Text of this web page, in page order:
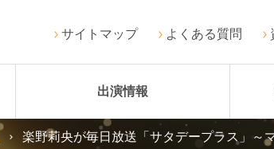
サイトマップ よくある質問
出演情報
楽野莉央が毎日放送「サタデープラス」～